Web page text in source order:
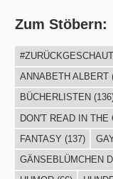
Zum Stöbern:
#ZURÜCKGESCHAUT
ANNABETH ALBERT
BÜCHERLISTEN
DON'T READ IN THE
FANTASY (137)
GÄNSEBLÜMCHEN